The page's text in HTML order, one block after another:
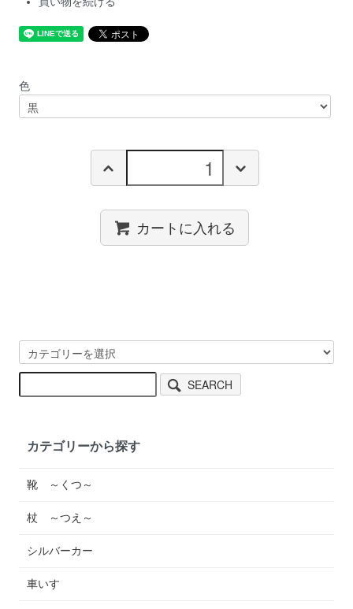
色
カートに入れる
SEARCH
カテゴリーから探す
靴 ～くつ～
杖 ～つえ～
シルバーカー
車いす